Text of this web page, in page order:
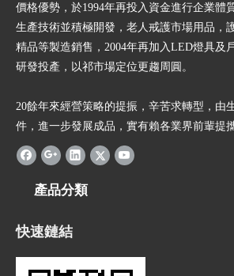
價格優勢，於1994年再投入資金進行企業體
生產技術並積極開發，老人戒護市場用品，
精品等製造銷售，2004年再加入LED燈具及
研發投產，以祁市場定位更趨周圓。
20餘年來經營策略的提振，辛苦求轉型，由
件，進一步發展成品，實有賴各業界前輩提
產品分類
快速鏈結